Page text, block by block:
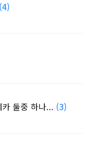
(4)
둘중 하나... (3)